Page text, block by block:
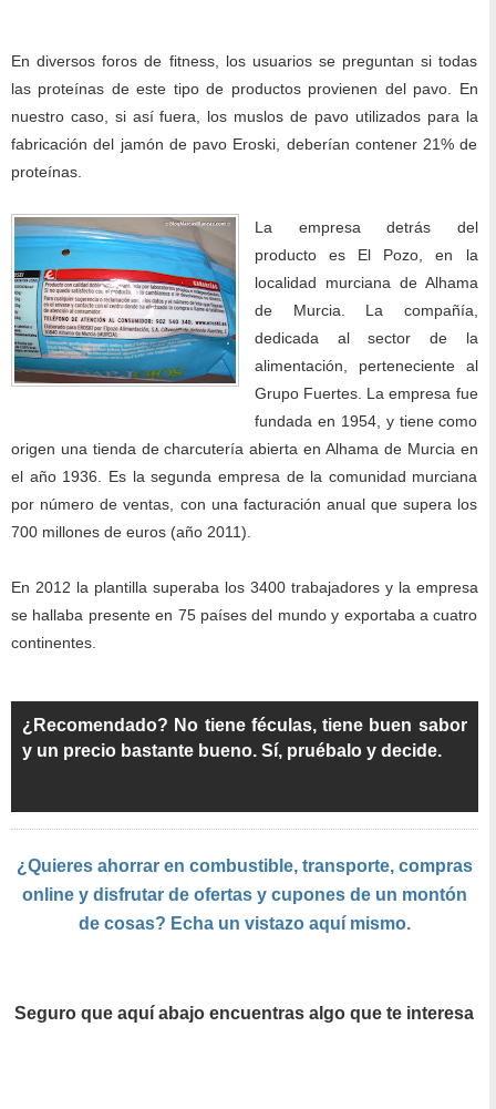
En diversos foros de fitness, los usuarios se preguntan si todas
las proteínas de este tipo de productos provienen del pavo. En
nuestro caso, si así fuera, los muslos de pavo utilizados para la
fabricación del jamón de pavo Eroski, deberían contener 21% de
proteínas.
La empresa detrás del
producto es El Pozo, en la
localidad murciana de Alhama
de Murcia. La compañía,
dedicada al sector de la
alimentación, perteneciente al
Grupo Fuertes. La empresa fue
fundada en 1954, y tiene como
origen una tienda de charcutería abierta en Alhama de Murcia en
el año 1936. Es la segunda empresa de la comunidad murciana
por número de ventas, con una facturación anual que supera los
700 millones de euros (año 2011).
En 2012 la plantilla superaba los 3400 trabajadores y la empresa
se hallaba presente en 75 países del mundo y exportaba a cuatro
continentes.
¿Recomendado? No tiene féculas, tiene buen sabor
y un precio bastante bueno. Sí, pruébalo y decide.
¿Quieres ahorrar en combustible, transporte, compras
online y disfrutar de ofertas y cupones de un montón
de cosas? Echa un vistazo aquí mismo.
Seguro que aquí abajo encuentras algo que te interesa